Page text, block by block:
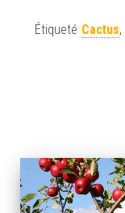
Étiqueté Cactus,